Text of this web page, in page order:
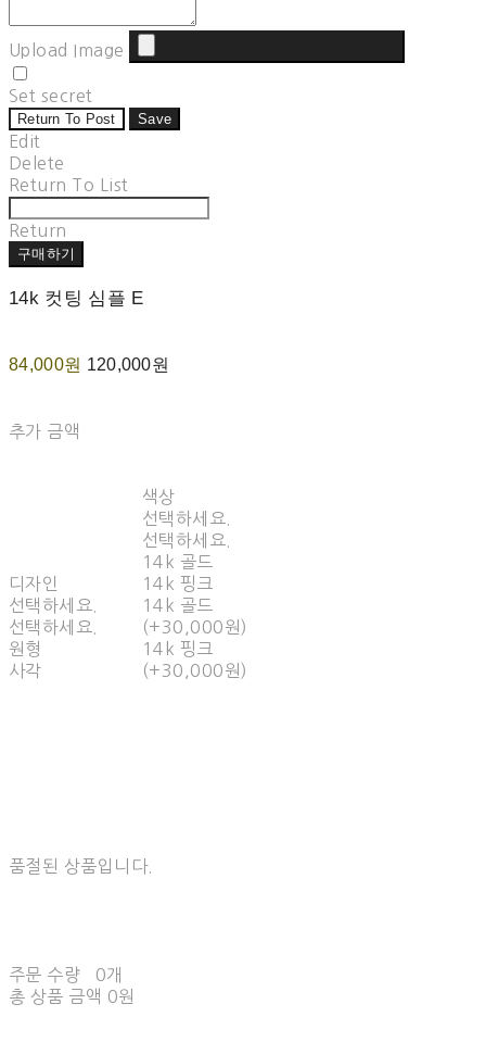
Upload Image
Set secret
Return To Post Save
Edit
Delete
Return To List
Return
구매하기
14k 컷팅 심플 E
84,000원 120,000원
추가 금액
디자인
선택하세요.
선택하세요.
원형
사각
색상
선택하세요.
선택하세요.
14k 골드
14k 핑크
14k 골드
(+30,000원)
14k 핑크
(+30,000원)
품절된 상품입니다.
주문 수량
0개
총 상품 금액 0원